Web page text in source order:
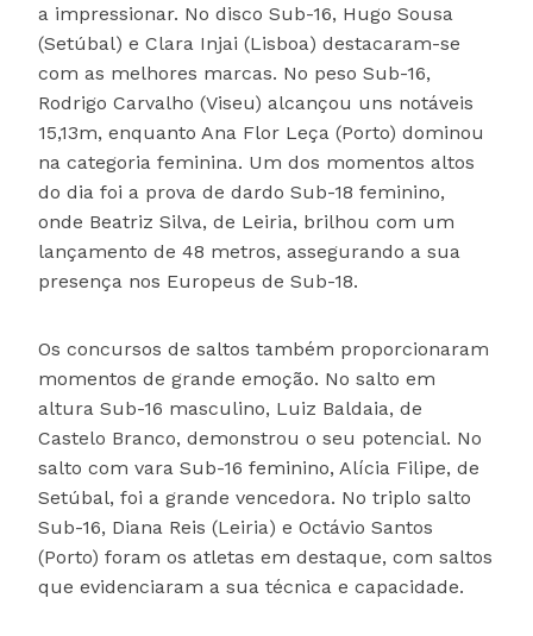
a impressionar. No disco Sub-16, Hugo Sousa
(Setúbal) e Clara Injai (Lisboa) destacaram-se
com as melhores marcas. No peso Sub-16,
Rodrigo Carvalho (Viseu) alcançou uns notáveis
15,13m, enquanto Ana Flor Leça (Porto) dominou
na categoria feminina. Um dos momentos altos
do dia foi a prova de dardo Sub-18 feminino,
onde Beatriz Silva, de Leiria, brilhou com um
lançamento de 48 metros, assegurando a sua
presença nos Europeus de Sub-18.
Os concursos de saltos também proporcionaram
momentos de grande emoção. No salto em
altura Sub-16 masculino, Luiz Baldaia, de
Castelo Branco, demonstrou o seu potencial. No
salto com vara Sub-16 feminino, Alícia Filipe, de
Setúbal, foi a grande vencedora. No triplo salto
Sub-16, Diana Reis (Leiria) e Octávio Santos
(Porto) foram os atletas em destaque, com saltos
que evidenciaram a sua técnica e capacidade.